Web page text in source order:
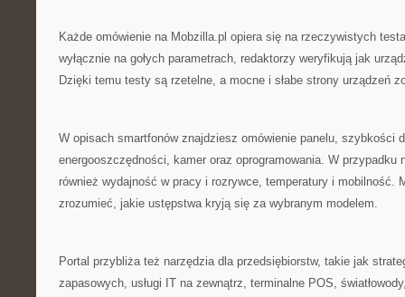
Każde omówienie na Mobzilla.pl opiera się na rzeczywistych
wyłącznie na gołych parametrach, redaktorzy weryfikują jak
Dzięki temu testy są rzetelne, a mocne i słabe strony urządzeń
W opisach smartfonów znajdziesz omówienie panelu, szybkości
energooszczędności, kamer oraz oprogramowania. W przypadku
również wydajność w pracy i rozrywce, temperatury i mobilność.
zrozumieć, jakie ustępstwa kryją się za wybranym modelem.
Portal przybliża też narzędzia dla przedsiębiorstw, takie jak
zapasowych, usługi IT na zewnątrz, terminalne POS,